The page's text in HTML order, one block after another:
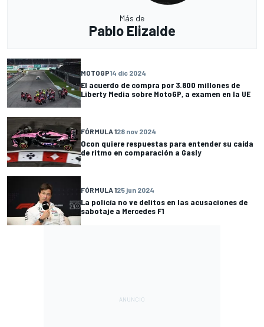
Más de
Pablo Elizalde
MOTOGP14 dic 2024
El acuerdo de compra por 3.800 millones de
Liberty Media sobre MotoGP, a examen en la UE
FÓRMULA 128 nov 2024
Ocon quiere respuestas para entender su caída
de ritmo en comparación a Gasly
FÓRMULA 125 jun 2024
La policía no ve delitos en las acusaciones de
sabotaje a Mercedes F1